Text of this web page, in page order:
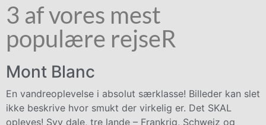
3 af vores mest
populære rejseR
Mont Blanc
En vandreoplevelse i absolut særklasse! Billeder kan slet
ikke beskrive hvor smukt der virkelig er. Det SKAL
opleves! Syv dale, tre lande – Frankrig, Schweiz og